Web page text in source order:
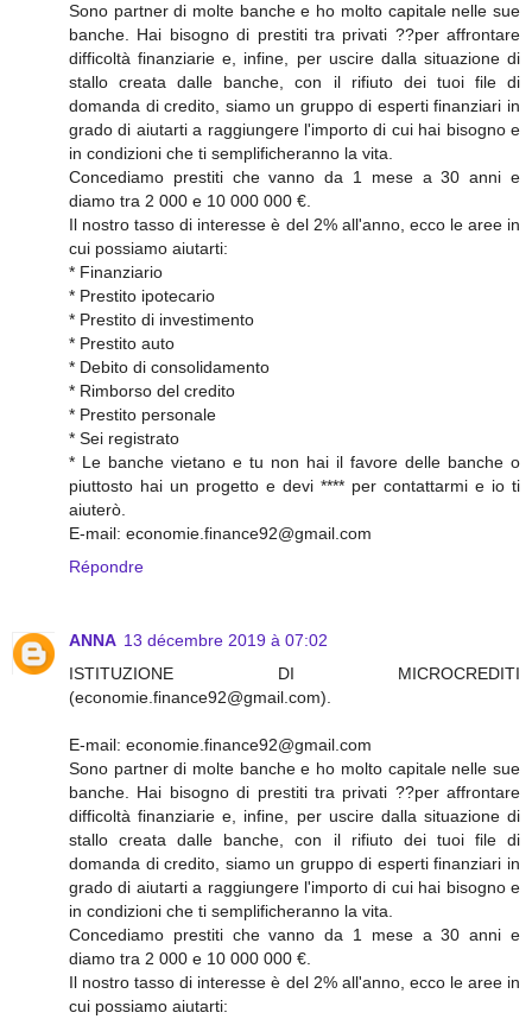
Sono partner di molte banche e ho molto capitale nelle sue
banche. Hai bisogno di prestiti tra privati ??per affrontare
difficoltà finanziarie e, infine, per uscire dalla situazione di
stallo creata dalle banche, con il rifiuto dei tuoi file di
domanda di credito, siamo un gruppo di esperti finanziari in
grado di aiutarti a raggiungere l'importo di cui hai bisogno e
in condizioni che ti semplificheranno la vita.
Concediamo prestiti che vanno da 1 mese a 30 anni e
diamo tra 2 000 e 10 000 000 €.
Il nostro tasso di interesse è del 2% all'anno, ecco le aree in
cui possiamo aiutarti:
* Finanziario
* Prestito ipotecario
* Prestito di investimento
* Prestito auto
* Debito di consolidamento
* Rimborso del credito
* Prestito personale
* Sei registrato
* Le banche vietano e tu non hai il favore delle banche o
piuttosto hai un progetto e devi **** per contattarmi e io ti
aiuterò.
E-mail: economie.finance92@gmail.com
Répondre
ANNA 13 décembre 2019 à 07:02
ISTITUZIONE DI MICROCREDITI
(economie.finance92@gmail.com).
E-mail: economie.finance92@gmail.com
Sono partner di molte banche e ho molto capitale nelle sue
banche. Hai bisogno di prestiti tra privati ??per affrontare
difficoltà finanziarie e, infine, per uscire dalla situazione di
stallo creata dalle banche, con il rifiuto dei tuoi file di
domanda di credito, siamo un gruppo di esperti finanziari in
grado di aiutarti a raggiungere l'importo di cui hai bisogno e
in condizioni che ti semplificheranno la vita.
Concediamo prestiti che vanno da 1 mese a 30 anni e
diamo tra 2 000 e 10 000 000 €.
Il nostro tasso di interesse è del 2% all'anno, ecco le aree in
cui possiamo aiutarti: